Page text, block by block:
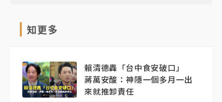
知更多
賴清德轟「台中食安破口」
蔣萬安酸：神隱一個多月一出
來就推卸責任